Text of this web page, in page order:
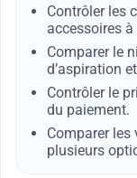
Contrôler les
accessoires à
Comparer le
d’aspiration
Contrôler le
du paiement.
Comparer
plusieurs